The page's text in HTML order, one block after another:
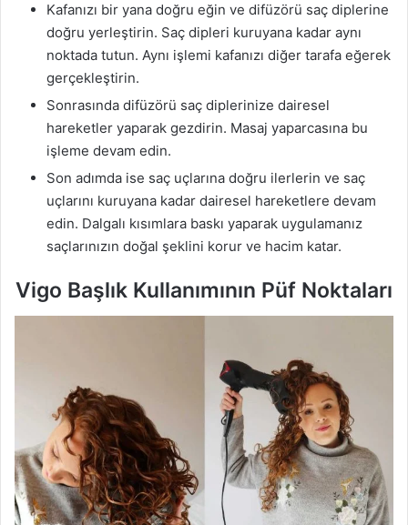
Kafanızı bir yana doğru eğin ve difüzörü saç diplerine
doğru yerleştirin. Saç dipleri kuruyana kadar aynı
noktada tutun. Aynı işlemi kafanızı diğer tarafa eğerek
gerçekleştirin.
Sonrasında difüzörü saç diplerinize dairesel
hareketler yaparak gezdirin. Masaj yaparcasına bu
işleme devam edin.
Son adımda ise saç uçlarına doğru ilerlerin ve saç
uçlarını kuruyana kadar dairesel hareketlere devam
edin. Dalgalı kısımlara baskı yaparak uygulamanız
saçlarınızın doğal şeklini korur ve hacim katar.
Vigo Başlık Kullanımının Püf Noktaları